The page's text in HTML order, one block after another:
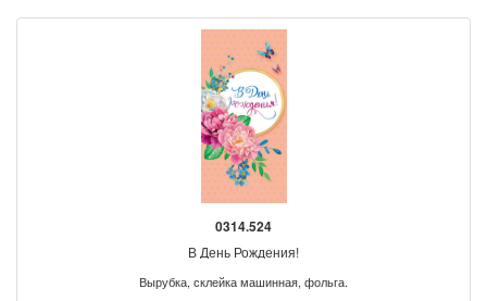
0314.524
В День Рождения!
Вырубка, склейка машинная, фольга.